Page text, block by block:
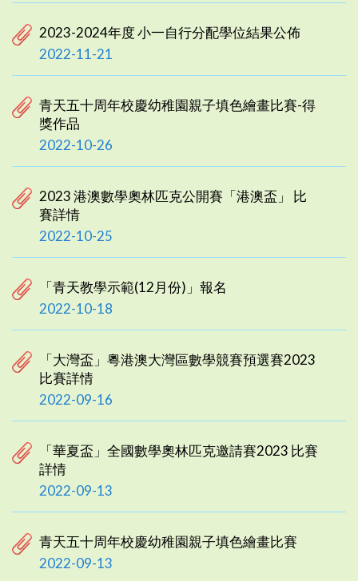
2023-2024年度 小一自行分配學位結果公佈
2022-11-21
青天五十周年校慶幼稚園親子填色繪畫比賽-得
獎作品
2022-10-26
2023 港澳數學奧林匹克公開賽「港澳盃」 比
賽詳情
2022-10-25
「青天教學示範(12月份)」報名
2022-10-18
「大灣盃」粵港澳大灣區數學競賽預選賽2023
比賽詳情
2022-09-16
「華夏盃」全國數學奧林匹克邀請賽2023 比賽
詳情
2022-09-13
青天五十周年校慶幼稚園親子填色繪畫比賽
2022-09-13